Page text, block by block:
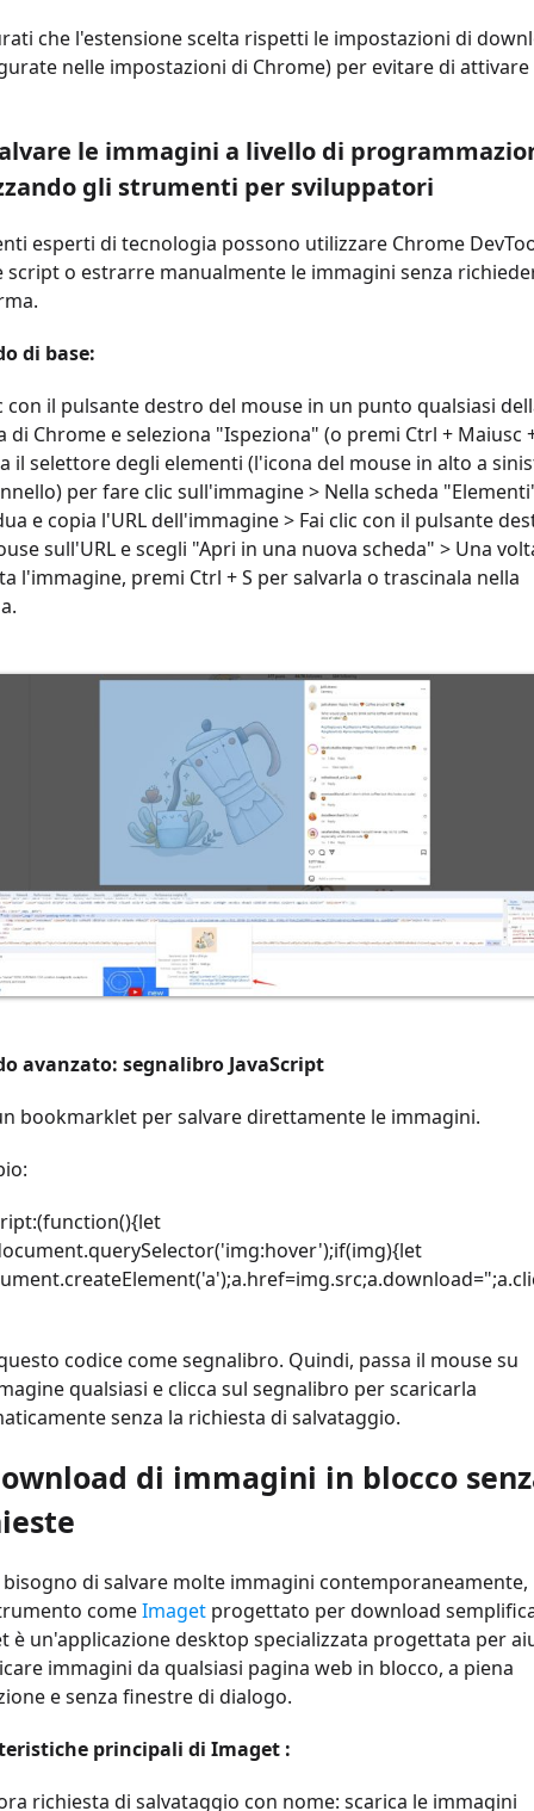
che l'estensione scelta rispetti le impostazioni di
nelle impostazioni di Chrome) per evitare di attivare
le immagini a livello di
gli strumenti per sviluppatori
esperti di tecnologia possono utilizzare Chrome
script o estrarre manualmente le immagini senza
di base:
con il pulsante destro del mouse in un punto qualsiasi
di Chrome e seleziona "Ispeziona" (o premi Ctrl + Maiusc
il selettore degli elementi (l'icona del mouse in alto a
per fare clic sull'immagine > Nella scheda
e copia l'URL dell'immagine > Fai clic con il pulsante
sull'URL e scegli "Apri in una nuova scheda" > Una
l'immagine, premi Ctrl + S per salvarla o trascinala nella
avanzato: segnalibro JavaScript
bookmarklet per salvare direttamente le immagini.
codice come segnalibro. Quindi, passa il mouse su
qualsiasi e clicca sul segnalibro per scaricarla
senza la richiesta di salvataggio.
di immagini in blocco
bisogno di salvare molte immagini contemporaneamente,
comeImaget progettato per download
è un'applicazione desktop specializzata progettata per
immagini da qualsiasi pagina web in blocco, a piena
e senza finestre di dialogo.
principali di Imaget :
richiesta di salvataggio con nome: scarica le immagini